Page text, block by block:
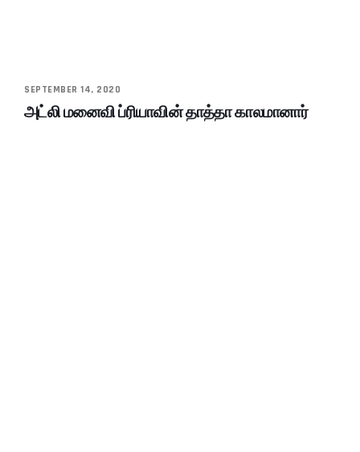
SEPTEMBER 14, 2020
அட்லி மனைவி ப்ரியாவின் தாத்தா காலமானார்